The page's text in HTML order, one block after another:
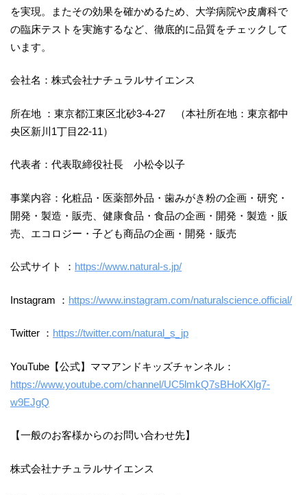
を実現。またその効果を確かめるため、⼤学病院や⽪膚科で
の臨床テストを実施するなど、徹底的に品質をチェックして
います。
会社名：株式会社ナチュラルサイエンス
所在地 ：東京都江東区北砂3-4-27 （本社所在地：東京都中
央区新川1丁目22-11）
代表者：代表取締役社長 小松令以子
事業内容：化粧品・医薬部外品・歯みがき粉の企画・研究・
開発・製造・販売、健康食品・食品の企画・開発・製造・販
売、エコロジー・子ども商品の企画・開発・販売
公式サイト ： https://www.natural-s.jp/
Instagram ： https://www.instagram.com/naturalscience.official/
Twitter ： https://twitter.com/natural_s_jp
YouTube【公式】ママアンドキッズチャンネル：
https://www.youtube.com/channel/UC5lmkQ7sBHoKXlg7-
w9EJgQ
【一般のお客様からのお問い合わせ先】
株式会社ナチュラルサイエンス